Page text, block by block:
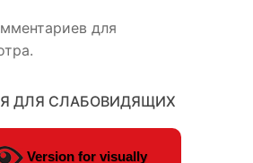
для
ДЛЯ СЛАБОВИДЯЩИХ
Version for visually